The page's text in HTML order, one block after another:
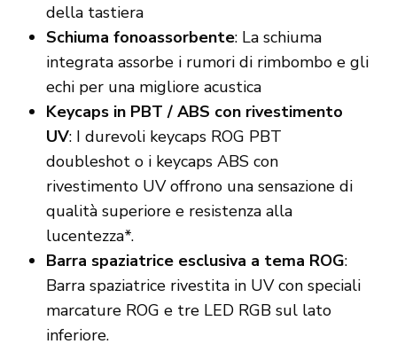
della tastiera
Schiuma fonoassorbente: La schiuma
integrata assorbe i rumori di rimbombo e gli
echi per una migliore acustica
Keycaps in PBT / ABS con rivestimento
UV: I durevoli keycaps ROG PBT
doubleshot o i keycaps ABS con
rivestimento UV offrono una sensazione di
qualità superiore e resistenza alla
lucentezza*.
Barra spaziatrice esclusiva a tema ROG:
Barra spaziatrice rivestita in UV con speciali
marcature ROG e tre LED RGB sul lato
inferiore.